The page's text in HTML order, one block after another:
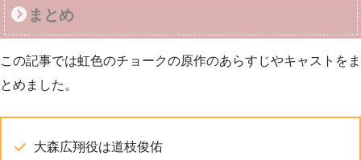
まとめ
この記事では虹色のチョークの原作のあらすじやキャストをま
とめました。
大森広翔役は道枝俊佑